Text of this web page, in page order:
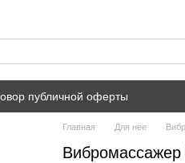
публичной оферты
Главная Для нее